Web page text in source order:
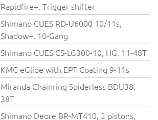
Rapidfire+, Trigger shifter
Shimano CUES RD-U6000 10/11s,
Shadow+, 10-Gang
Shimano CUES CS-LG300-10, HG, 11-48T
KMC eGlide with EPT Coating 9-11s
Miranda Chainring Spiderless BDU38,
38T
Shimano Deore BR-MT410, 2 pistons,